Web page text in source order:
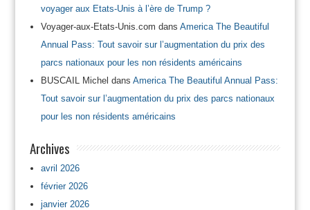
voyager aux Etats-Unis à l’ère de Trump ?
Voyager-aux-Etats-Unis.com dans America The Beautiful
Annual Pass: Tout savoir sur l’augmentation du prix des
parcs nationaux pour les non résidents américains
BUSCAIL Michel dans America The Beautiful Annual Pass:
Tout savoir sur l’augmentation du prix des parcs nationaux
pour les non résidents américains
Archives
avril 2026
février 2026
janvier 2026